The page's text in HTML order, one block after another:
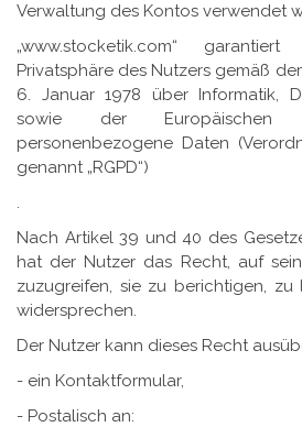
Verwaltung des Kontos verwendet
„www.stocketik.com“
Privatsphäre des Nutzers gemäß
6. Januar 1978 über Informatik,
sowie der Europäischen
personenbezogene Daten
genannt „RGPD“)
.
Nach Artikel 39 und 40 des
hat der Nutzer das Recht, auf
zuzugreifen, sie zu berichtigen,
widersprechen.
Der Nutzer kann dieses Recht
- ein Kontaktformular,
- Postalisch an: